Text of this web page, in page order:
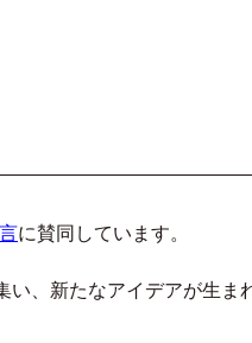
に賛同しています。
い、新たなアイデアが生ま